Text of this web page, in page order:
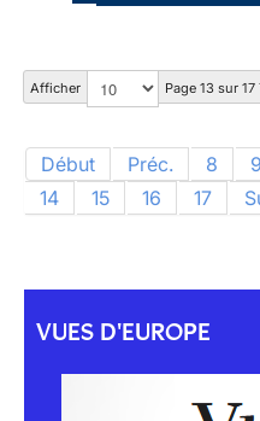
Afficher Page 13 sur 17
Début Préc. 8 9
14
15 16 17
VUES D'EUROPE